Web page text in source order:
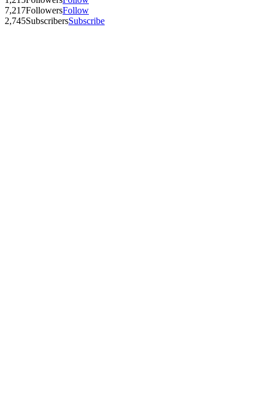
7,217FollowersFollow
2,745SubscribersSubscribe